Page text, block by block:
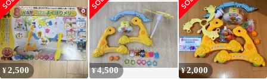
よくばりメリー
メリー
リー 箱付き
¥2,500 ¥4,500 ¥2,000